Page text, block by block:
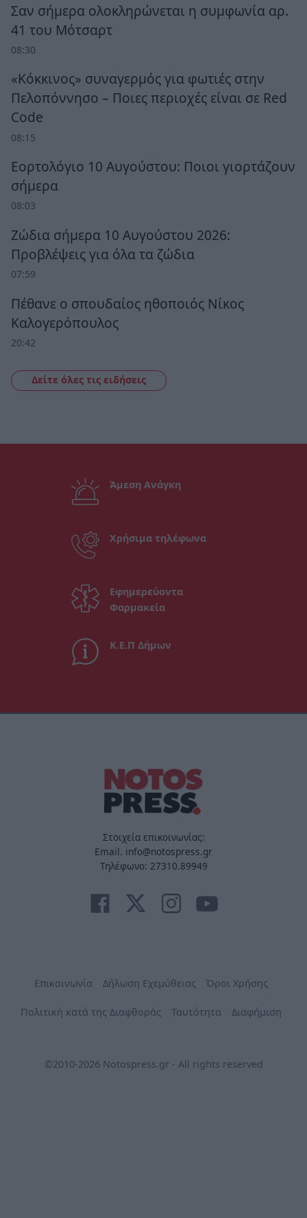
Σαν σήμερα ολοκληρώνεται η συμφωνία αρ.
41 του Μότσαρτ
08:30
«Κόκκινος» συναγερμός για φωτιές στην
Πελοπόννησο – Ποιες περιοχές είναι σε Red
Code
08:15
Εορτολόγιο 10 Αυγούστου: Ποιοι γιορτάζουν
σήμερα
08:03
Ζώδια σήμερα 10 Αυγούστου 2026:
Προβλέψεις για όλα τα ζώδια
07:59
Πέθανε ο σπουδαίος ηθοποιός Νίκος
Καλογερόπουλος
20:42
Δείτε όλες τις ειδήσεις
Άμεση Ανάγκη
Χρήσιμα τηλέφωνα
Εφημερεύοντα
Φαρμακεία
Κ.Ε.Π Δήμων
Στοιχεία επικοινωνίας:
Email. info@notospress.gr
Τηλέφωνο: 27310.89949
Επικοινωνία Δήλωση Εχεμύθειας Όροι Χρήσης
Πολιτική κατά της Διαφθοράς Ταυτότητα Διαφήμιση
©2010-2026 Notospress.gr - All rights reserved